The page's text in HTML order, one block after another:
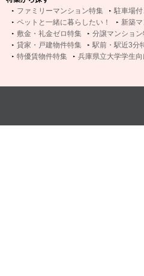
ファミリーマンション特集
駐車場
ペットと一緒に暮らしたい！
新築
敷金・礼金ゼロ特集
分譲マンショ
貸家・戸建物件特集
駅前・駅近3分
特優賃物件特集
兵庫県立大学学生